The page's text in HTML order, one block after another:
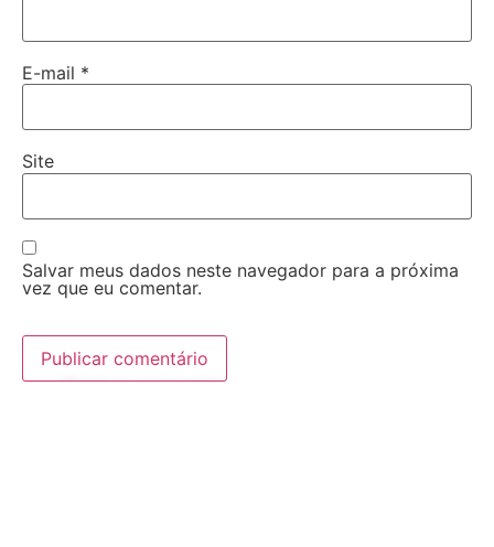
E-mail *
Site
Salvar meus dados neste navegador para a próxima
vez que eu comentar.